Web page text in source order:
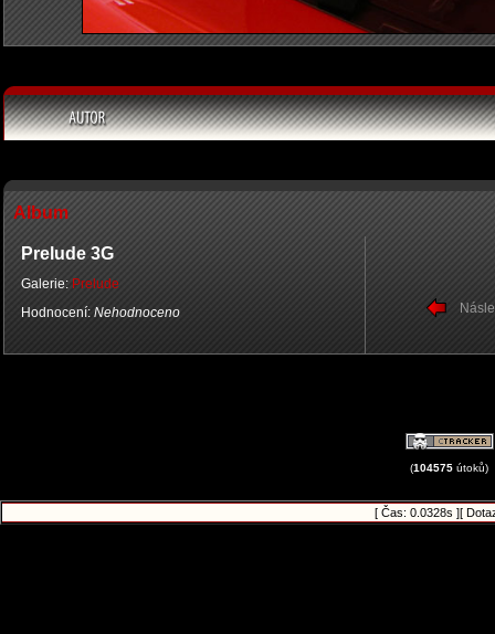
Album
Prelude 3G
Galerie: Prelude
Hodnocení: Nehodnoceno
(104575 útoků)
[ Čas: 0.0328s ][